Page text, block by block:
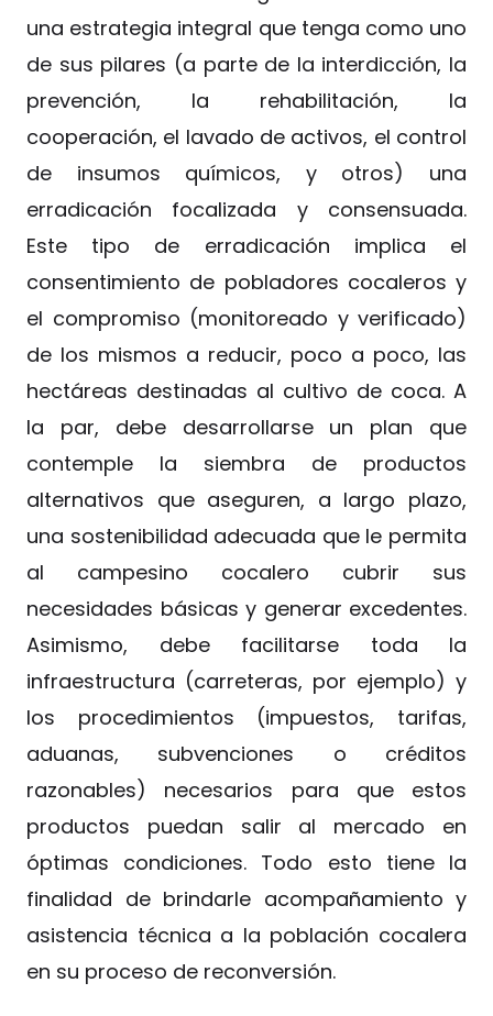
una estrategia integral que tenga como uno
de sus pilares (a parte de la interdicción, la
prevención, la rehabilitación, la
cooperación, el lavado de activos, el control
de insumos químicos, y otros) una
erradicación focalizada y consensuada.
Este tipo de erradicación implica el
consentimiento de pobladores cocaleros y
el compromiso (monitoreado y verificado)
de los mismos a reducir, poco a poco, las
hectáreas destinadas al cultivo de coca. A
la par, debe desarrollarse un plan que
contemple la siembra de productos
alternativos que aseguren, a largo plazo,
una sostenibilidad adecuada que le permita
al campesino cocalero cubrir sus
necesidades básicas y generar excedentes.
Asimismo, debe facilitarse toda la
infraestructura (carreteras, por ejemplo) y
los procedimientos (impuestos, tarifas,
aduanas, subvenciones o créditos
razonables) necesarios para que estos
productos puedan salir al mercado en
óptimas condiciones. Todo esto tiene la
finalidad de brindarle acompañamiento y
asistencia técnica a la población cocalera
en su proceso de reconversión.